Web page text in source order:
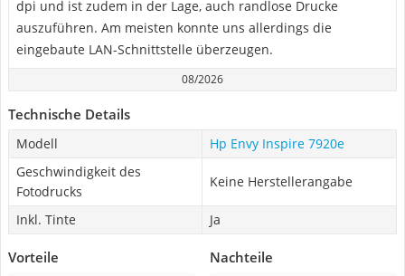
dpi und ist zudem in der Lage, auch randlose Drucke
auszuführen. Am meisten konnte uns allerdings die
eingebaute LAN-Schnittstelle überzeugen.
08/2026
Technische Details
Modell
Hp Envy Inspire 7920e
Geschwindigkeit des
Fotodrucks
Keine Herstellerangabe
Inkl. Tinte Ja
Vorteile Nachteile